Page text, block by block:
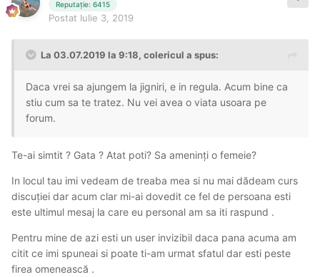
Reputație: 6415
Postat Iulie 3, 2019
La 03.07.2019 la 9:18, colericul a spus:
Daca vrei sa ajungem la jigniri, e in regula. Acum bine ca
stiu cum sa te tratez. Nu vei avea o viata usoara pe
forum.
Te-ai simtit ? Gata ? Atat poti? Sa ameninți o femeie?
In locul tau imi vedeam de treaba mea si nu mai dădeam curs
discuției dar acum clar mi-ai dovedit ce fel de persoana esti
este ultimul mesaj la care eu personal am sa iti raspund .
Pentru mine de azi esti un user invizibil daca pana acuma am
citit ce imi spuneai si poate ti-am urmat sfatul dar esti peste
firea omenească .